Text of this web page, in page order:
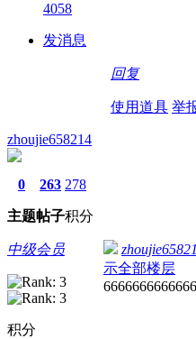
4058
发消息
回复
使用道具 举
zhoujie658214
0
主题
263
帖子
278
积分
中级会员
积分
示全部楼层